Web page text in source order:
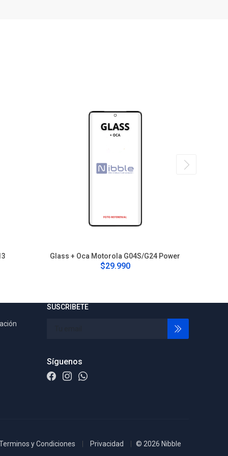
Glass + Oca Motorola G04S/G24 Power
$29.990
SUSCRIBETE
Síguenos
y Condiciones Privacidad © 2026 Nibble